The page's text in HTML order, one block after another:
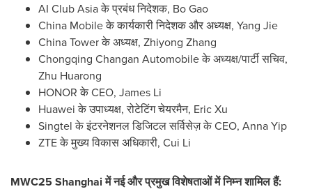
AI Club Asia के प्रबंध निदेशक, Bo Gao
China Mobile के कार्यकारी निदेशक और अध्यक्ष, Yang Jie
China Towerके अध्यक्ष, Zhiyong Zhang
Chongqing Changan Automobile के अध्यक्ष/पार्टी सचिव,
Zhu Huarong
HONOR के CEO, James Li
Huawei के उपाध्यक्ष, रोटेटिंग चेयरमैन, Eric Xu
Singtel के इंटरनेशनल डिजिटल सर्विसेज़ के CEO, Anna Yip
ZTE के मुख्य विकास अधिकारी, Cui Li
MWC25 Shanghaiमें नई और प्रमुख विशेषताओं में निम्न शामिल हैं: